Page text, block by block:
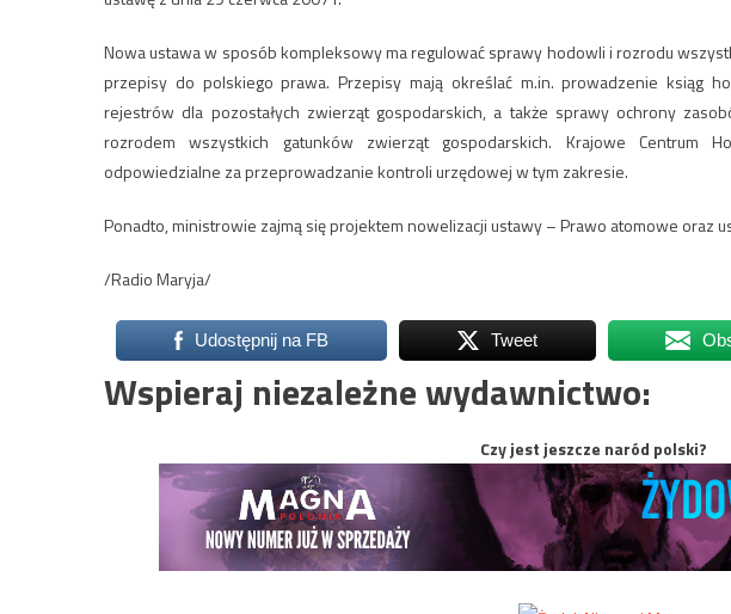
Nowa ustawa w sposób kompleksowy ma regulować sprawy hodowli i rozrodu
przepisy do polskiego prawa. Przepisy mają określać m.in. prowadzenie ksiąg
rejestrów dla pozostałych zwierząt gospodarskich, a także sprawy ochrony
rozrodem wszystkich gatunków zwierząt gospodarskich. Krajowe Centrum
odpowiedzialne za przeprowadzanie kontroli urzędowej w tym zakresie.
Ponadto, ministrowie zajmą się projektem nowelizacji ustawy – Prawo atomowe oraz
/Radio Maryja/
Udostępnij na FB Tweet
Wspieraj niezależne wydawnictwo:
Czy jest jeszcze naród polski?